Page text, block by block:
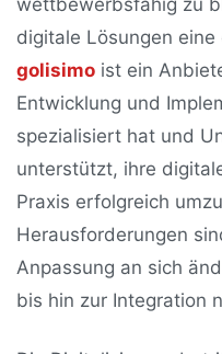
digitale Lösungen
golisimo ist ein
Entwicklung und
spezialisiert hat und
unterstützt, ihre
Praxis erfolgreich
Herausforderungen
Anpassung an sich
bis hin zur Integration